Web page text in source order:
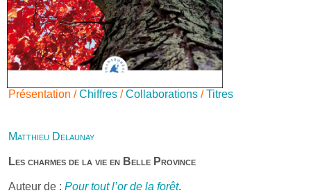
Présentation /Chiffres /Collaborations /Titres
Matthieu Delaunay
Les charmes de la vie en Belle Province
Auteur de : Pour tout l’or de la forêt.